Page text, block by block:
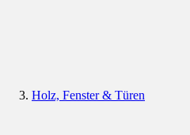
Holz, Fenster & Türen